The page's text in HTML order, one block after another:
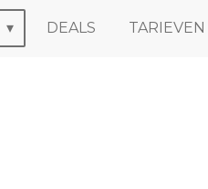
DEALS TARIEVEN